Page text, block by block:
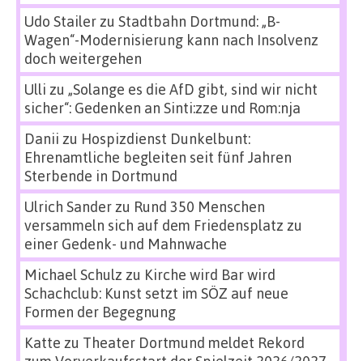
Udo Stailerzu Stadtbahn Dortmund: „B-
Wagen“-Modernisierung kann nach Insolvenz
doch weitergehen
Ulli zu „Solange es die AfD gibt, sind wir nicht
sicher“: Gedenken an Sinti:zze und Rom:nja
Danii zu Hospizdienst Dunkelbunt:
Ehrenamtliche begleiten seit fünf Jahren
Sterbende in Dortmund
Ulrich Sanderzu Rund 350 Menschen
versammeln sich auf dem Friedensplatz zu
einer Gedenk- und Mahnwache
Michael Schulz zu Kirche wird Bar wird
Schachclub: Kunst setzt im SÖZ auf neue
Formen der Begegnung
Katte zu Theater Dortmund meldet Rekord